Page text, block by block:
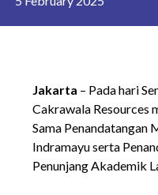
Jakarta – Pada hari
Cakrawala Resources
Sama
Indramayu serta
Penunjang Akademik